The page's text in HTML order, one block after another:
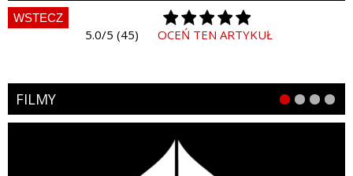
WSTECZ
5.0/5 (45) OCEŃ TEN ARTYKUŁ
FILMY